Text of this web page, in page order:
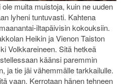
muita muistoja, kuin ne uuden
lyheni tuntuvasti. Kahtena
iltapäivisin kokouksiin.
Heikin ja Vienon Taiston
Volkkareineen. Sitä hetkeä
käänsi paremmin
ja tie jäi vähemmälle tarkkailulle.
vaan. Kerrotaan hänen tehneen